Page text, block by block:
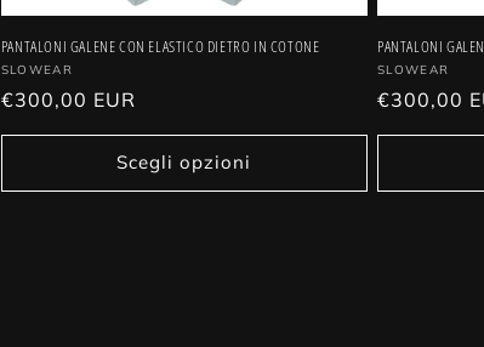
PANTALONI GALENE CON ELASTICO DIETRO IN COTONE
Fornitore:
SLOWEAR
Prezzo
€300,00 EUR
Scegli opzioni
PANTALONI
Fornitore:
SLOWEAR
Prezzo
€300,00